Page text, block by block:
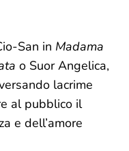
San in Madama
o Suor Angelica,
lacrime
al pubblico il
e dell’amore